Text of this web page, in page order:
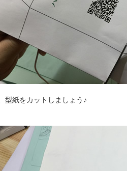
型紙をカットしましょう♪